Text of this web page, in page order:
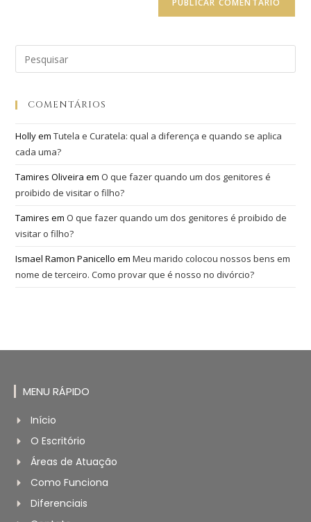
COMENTÁRIOS
HollyemTutela e Curatela: qual a diferença e quando se aplica
cada uma?
Tamires Oliveira emO que fazer quando um dos genitores é
proibido de visitar o filho?
Tamires emO que fazer quando um dos genitores é proibido de
visitar o filho?
Ismael Ramon Panicello emMeu marido colocou nossos bens em
nome de terceiro. Como provar que é nosso no divórcio?
MENU RÁPIDO
Início
O Escritório
Áreas de Atuação
Como Funciona
Diferenciais